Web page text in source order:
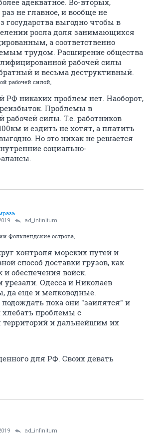
адекватное. Во-вторых,
не главное, и вообще не
государства выгодно чтобы в
росла доля занимающихся
а соответственно
трудом. Расширение общества
рабочей силы
и весьма деструктивный.
рабочей силой,
РФ никаких проблем нет. Наоборот,
Проблемы в
рабочей силы. Т.е. работников
и ездить не хотят, а платить
Но это никак не решается
социально-
ad_infinitum
Фолклендские острова,
контроля морских путей и
способ доставки грузов, как
и обеспечения войск.
Одесса и Николаев
да еще и мелководные.
пока они "заилятся" и
проблемы с
территорий и дальнейшим их
для РФ. Своих девать
ad_infinitum